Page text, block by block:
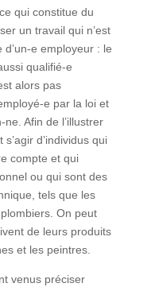
qui constitue du
un travail qui n’est
e employeur : le
qualifié-e
alors pas
e par la loi et
Afin de l’illustrer
d’individus qui
compte et qui
ou qui sont des
tels que les
On peut
de leurs produits
et les peintres.
venus préciser